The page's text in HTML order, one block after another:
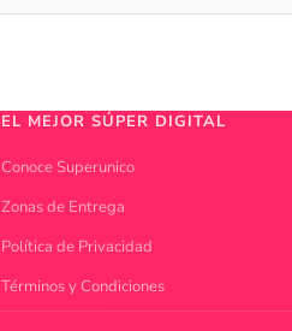
EL MEJOR SÚPER DIGITAL
Conoce Superunico
Zonas de Entrega
Política de Privacidad
Términos y Condiciones